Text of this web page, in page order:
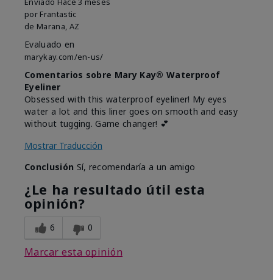
por Frantastic
de Marana, AZ
Evaluado en
marykay.com/en-us/
Comentarios sobre Mary Kay® Waterproof
Eyeliner
Obsessed with this waterproof eyeliner! My eyes
water a lot and this liner goes on smooth and easy
without tugging. Game changer! 💕
Mostrar Traducción
Conclusión Sí, recomendaría a un amigo
¿Le ha resultado útil esta
opinión?
6 0
Marcar esta opinión